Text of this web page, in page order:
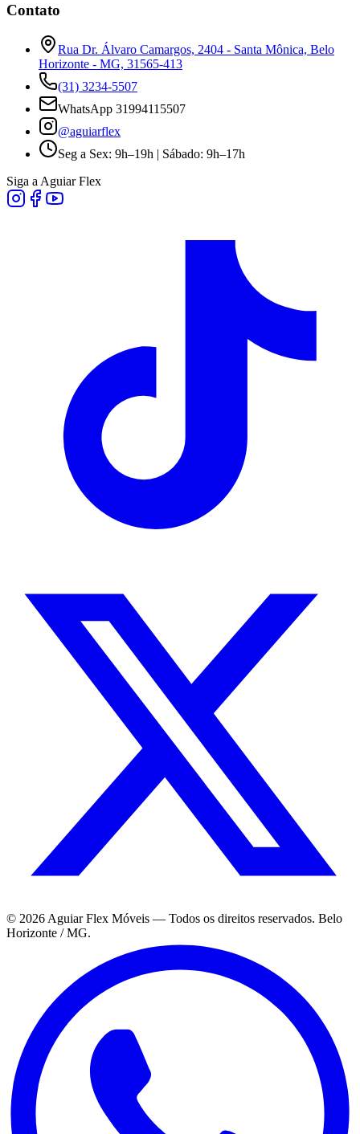
Contato
Rua Dr. Álvaro Camargos, 2404 - Santa Mônica, Belo
Horizonte - MG, 31565-413
(31) 3234-5507
WhatsApp 31994115507
@aguiarflex
Seg a Sex: 9h–19h | Sábado: 9h–17h
Siga a Aguiar Flex
© 2026 Aguiar Flex Móveis — Todos os direitos reservados. Belo
Horizonte / MG.